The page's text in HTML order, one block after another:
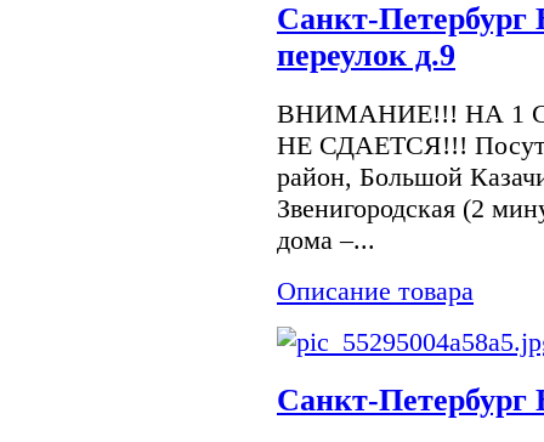
Санкт-
переулок д.9
ВНИМАНИЕ!!! НА 1
НЕ СДАЕТСЯ!!!
район, Большой
Звенигородская (2
дома –...
Описание товара
Санкт-